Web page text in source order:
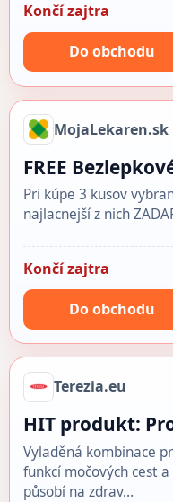
Končí zajtra
Do obchodu
MojaLekaren.sk
FREE
Pri kúpe 3 kusov
najlacnejší z nich
Končí zajtra
Do obchodu
Terezia.eu
HIT produkt:
Vyladěná kombinace
funkcí močových cest
působí na zdrav…